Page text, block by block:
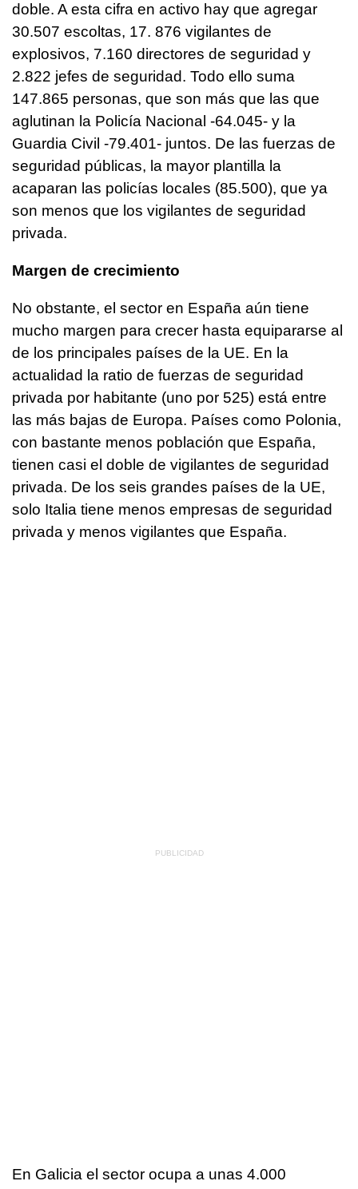
doble. A esta cifra en activo hay que agregar
30.507 escoltas, 17. 876 vigilantes de
explosivos, 7.160 directores de seguridad y
2.822 jefes de seguridad. Todo ello suma
147.865 personas, que son más que las que
aglutinan la Policía Nacional -64.045- y la
Guardia Civil -79.401- juntos. De las fuerzas de
seguridad públicas, la mayor plantilla la
acaparan las policías locales (85.500), que ya
son menos que los vigilantes de seguridad
privada.
Margen de crecimiento
No obstante, el sector en España aún tiene
mucho margen para crecer hasta equipararse al
de los principales países de la UE. En la
actualidad la ratio de fuerzas de seguridad
privada por habitante (uno por 525) está entre
las más bajas de Europa. Países como Polonia,
con bastante menos población que España,
tienen casi el doble de vigilantes de seguridad
privada. De los seis grandes países de la UE,
solo Italia tiene menos empresas de seguridad
privada y menos vigilantes que España.
En Galicia el sector ocupa a unas 4.000